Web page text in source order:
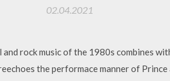
02.04.2021
rock music of the 1980s combines
the performace manner of